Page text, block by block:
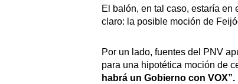
El balón, en tal caso, estaría en
claro: la posible moción de
Por un lado, fuentes del PNV
para una hipotética moción de
habrá un Gobierno con VOX”.